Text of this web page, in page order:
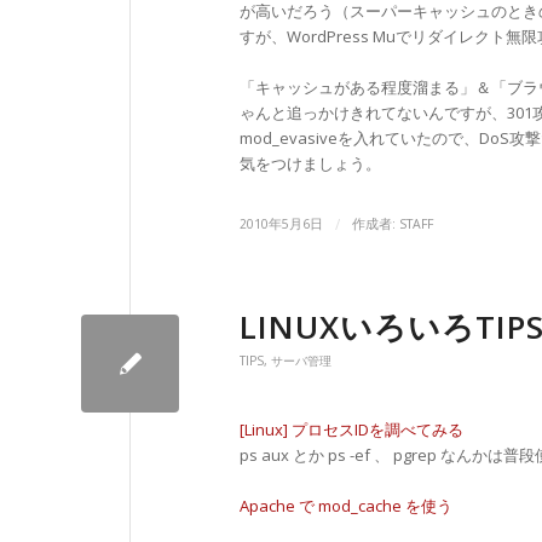
が高いだろう（スーパーキャッシュのと
すが、WordPress Muでリダイレクト無
「キャッシュがある程度溜まる」＆「ブ
ゃんと追っかけきれてないんですが、301
mod_evasiveを入れていたので、DoS攻
気をつけましょう。
2010年5月6日 / 作成者: STAFF
LINUXいろいろ
TIPS, サーバ管理
[Linux] プロセスIDを調べてみる
ps aux とか ps -ef 、 pgrep なんかは普
Apache で mod_cache を使う